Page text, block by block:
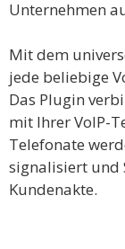
Unternehmen
Mit dem
jede beliebige
Das Plugin
mit Ihrer VoIP-
Telefonate
signalisiert und
Kundenakte.